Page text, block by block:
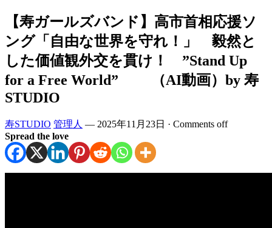
【寿ガールズバンド】高市首相応援ソ
ング「自由な世界を守れ！」 毅然と
した価値観外交を貫け！ ”Stand Up
for a Free World” （AI動画）by 寿
STUDIO
寿STUDIO 管理人 — 2025年11月23日 · Comments off
Spread the love